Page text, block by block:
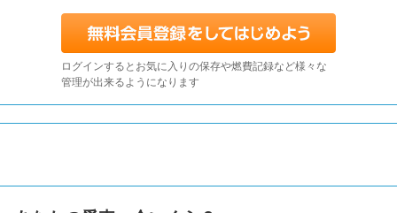
ログインするとお気に入りの保存や燃費記録など様々な
管理が出来るようになります